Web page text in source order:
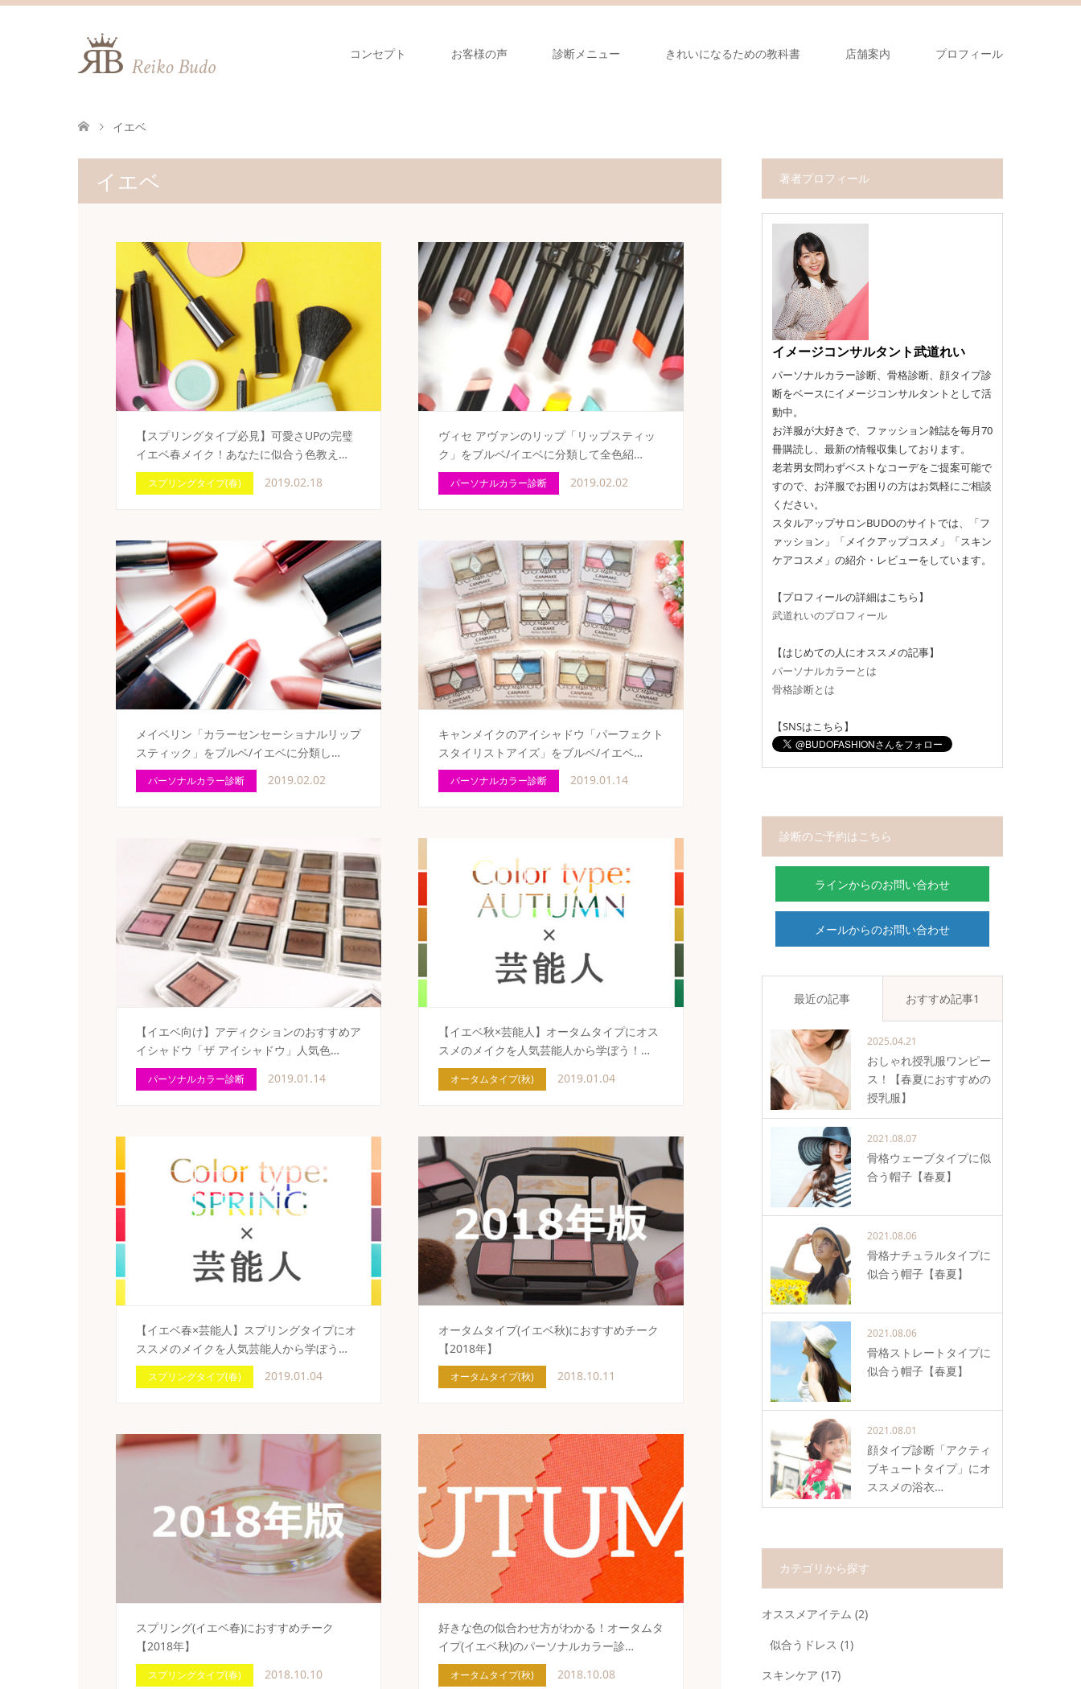
コンセプト お客様の声 診断メニュー きれいになるための教科書 店舗案内 プロフィール
イエベ
イエベ
【スプリングタイプ必見】可愛さUPの完璧
イエベ春メイク！あなたに似合う色教え…
スプリングタイプ(春) 2019.02.18
ヴィセ アヴァンのリップ「リップスティッ
ク」をブルベ/イエベに分類して全色紹…
パーソナルカラー診断 2019.02.02
メイベリン「カラーセンセーショナルリップ
スティック」をブルベ/イエベに分類し…
パーソナルカラー診断 2019.02.02
キャンメイクのアイシャドウ「パーフェクト
スタイリストアイズ」をブルベ/イエベ…
パーソナルカラー診断 2019.01.14
【イエベ向け】アディクションのおすすめア
イシャドウ「ザ アイシャドウ」人気色…
パーソナルカラー診断 2019.01.14
【イエベ秋×芸能人】オータムタイプにオス
スメのメイクを人気芸能人から学ぼう！…
オータムタイプ(秋) 2019.01.04
【イエベ春×芸能人】スプリングタイプにオ
ススメのメイクを人気芸能人から学ぼう…
スプリングタイプ(春) 2019.01.04
オータムタイプ(イエベ秋)におすすめチーク
【2018年】
オータムタイプ(秋) 2018.10.11
スプリング(イエベ春)におすすめチーク
【2018年】
スプリングタイプ(春) 2018.10.10
好きな色の似合わせ方がわかる！オータムタ
イプ(イエベ秋)のパーソナルカラー診…
オータムタイプ(秋) 2018.10.08
著者プロフィール
イメージコンサルタント武道れい
パーソナルカラー診断、骨格診断、顔タイプ診
断をベースにイメージコンサルタントとして活
動中。
お洋服が大好きで、ファッション雑誌を毎月70
冊購読し、最新の情報収集しております。
老若男女問わずベストなコーデをご提案可能で
すので、お洋服でお困りの方はお気軽にご相談
ください。
スタルアップサロンBUDOのサイトでは、「フ
ァッション」「メイクアップコスメ」「スキン
ケアコスメ」の紹介・レビューをしています。
【プロフィールの詳細はこちら】
武道れいのプロフィール
【はじめての人にオススメの記事】
パーソナルカラーとは
骨格診断とは
【SNSはこちら】
診断のご予約はこちら
ラインからのお問い合わせ
メールからのお問い合わせ
最近の記事 おすすめ記事1
2025.04.21
おしゃれ授乳服ワンピー
ス！【春夏におすすめの
授乳服】
2021.08.07
骨格ウェーブタイプに似
合う帽子【春夏】
2021.08.06
骨格ナチュラルタイプに
似合う帽子【春夏】
2021.08.06
骨格ストレートタイプに
似合う帽子【春夏】
2021.08.01
顔タイプ診断「アクティ
ブキュートタイプ」にオ
ススメの浴衣…
カテゴリから探す
オススメアイテム (2)
似合うドレス (1)
スキンケア (17)